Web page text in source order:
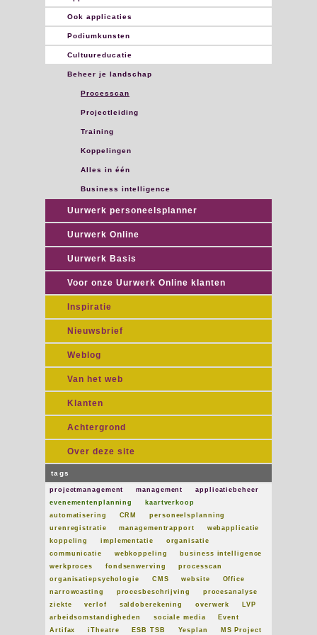
Ook applicaties
Podiumkunsten
Cultuureducatie
Beheer je landschap
Processcan
Projectleiding
Training
Koppelingen
Alles in één
Business intelligence
Uurwerk personeelsplanner
Uurwerk Online
Uurwerk Basis
Voor onze Uurwerk Online klanten
Inspiratie
Nieuwsbrief
Weblog
Van het web
Klanten
Achtergrond
Over deze site
tags
projectmanagement management
applicatiebeheer
evenementenplanning
kaartverkoop
automatisering
CRM
personeelsplanning
urenregistratie
managementrapport
webapplicatie
koppeling
implementatie
organisatie
communicatie
webkoppeling
business intelligence
werkproces
fondsenwerving
processcan
organisatiepsychologie
CMS website
Office
narrowcasting
procesbeschrijving
procesanalyse
ziekte
verlof saldoberekening overwerk
LVP
arbeidsomstandigheden
sociale media
Event
Artifax
iTheatre ESB TSB Yesplan MS Project